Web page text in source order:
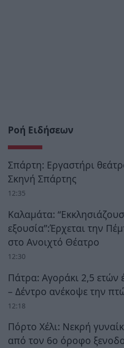
Ροή Ειδήσεων
Σπάρτη: Εργαστήρι
Σκηνή Σπάρτης
12:35
Καλαμάτα:
εξουσία”:Έρχεται την
στο Ανοιχτό Θέατρο
12:30
Πάτρα: Αγοράκι 2,5 ετών
– Δέντρο ανέκοψε την
12:18
Πόρτο Χέλι: Νεκρή
από τον 6ο όροφο